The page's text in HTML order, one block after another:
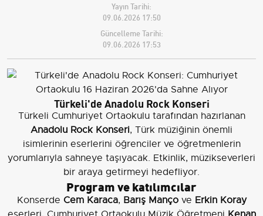
Yayın Tarihi:
09.06.2026 17:50
Güncelleme Tarihi:
09.06.2026 17:53
Türkeli'de Anadolu Rock Konseri
Türkeli Cumhuriyet Ortaokulu tarafından hazırlanan
Anadolu Rock Konseri, Türk müziğinin önemli
isimlerinin eserlerini öğrenciler ve öğretmenlerin
yorumlarıyla sahneye taşıyacak. Etkinlik, müzikseverleri
bir araya getirmeyi hedefliyor.
Program ve katılımcılar
Konserde Cem Karaca, Barış Mançove Erkin Koray